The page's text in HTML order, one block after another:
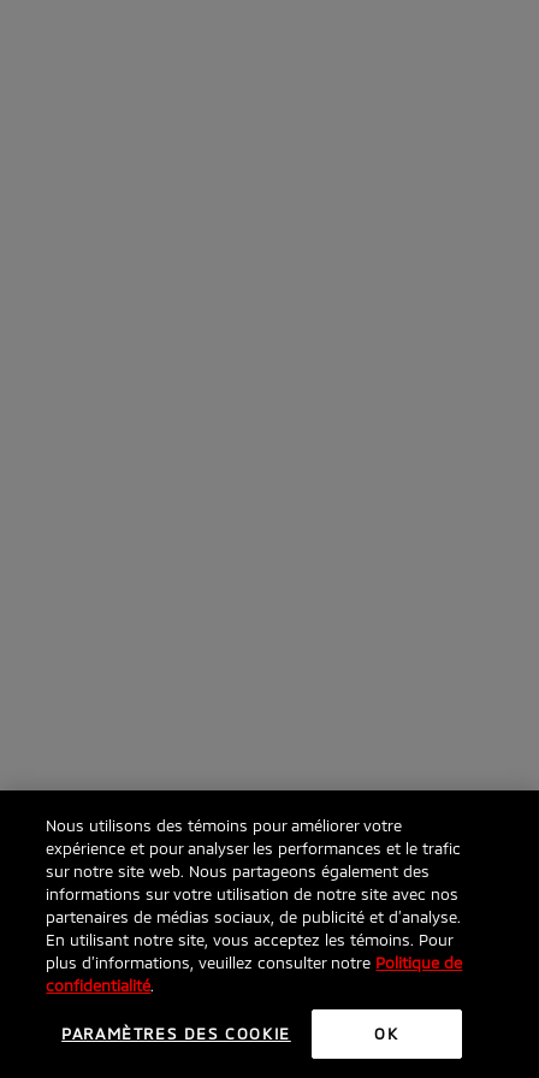
Nous utilisons des témoins pour améliorer votre
expérience et pour analyser les performances et le trafic
sur notre site web. Nous partageons également des
informations sur votre utilisation de notre site avec nos
partenaires de médias sociaux, de publicité et d’analyse.
En utilisant notre site, vous acceptez les témoins. Pour
plus d’informations, veuillez consulter notre Politique de
confidentialité.
PARAMÈTRES DES COOKIE OK